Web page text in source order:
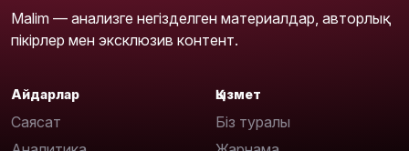
Malim — анализге негізделген материалдар, авторлық
пікірлер мен эксклюзив контент.
Айдарлар
Саясат
Қызмет
Біз туралы